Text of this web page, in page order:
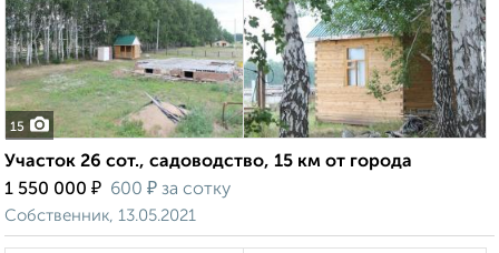
15
Участок 26 сот., садоводство, 15 км от города
1 550 000 ₽ 600 ₽ за сотку
Собственник, 13.05.2021